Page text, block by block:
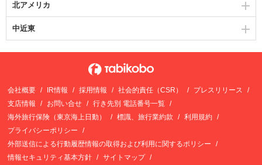
北アメリカ
中近東
会社概要 IR情報 採用情報 社会的責任（CSR）
プレスリリース
支店情報
お問い合せ
行き先別 電話番号一覧
海外旅行保険（東京海上日動）
標識、旅行業約款
利用規約
プライバシーポリシー
外部送信による行動履歴情報の取得および利用に関するポリシー
情報セキュリティ基本方針
サイトマップ